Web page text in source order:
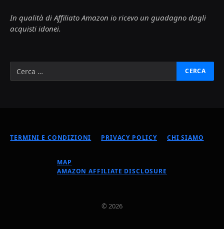
In qualità di Affiliato Amazon io ricevo un guadagno dagli
acquisti idonei.
TERMINI E CONDIZIONI PRIVACY POLICY CHI SIAMO
MAP
AMAZON AFFILIATE DISCLOSURE
© 2026